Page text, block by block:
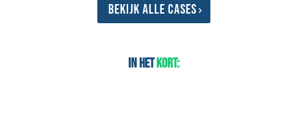
Bekijk alle cases
In hetkort: